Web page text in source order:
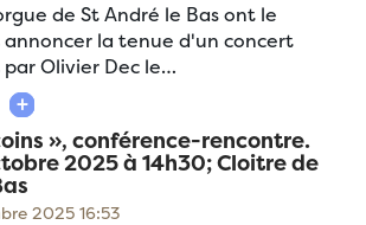
de St André le Bas ont le
annoncer la tenue d'un concert
Olivier Dec le…
», conférence-rencontre.
2025 à 14h30; Cloitre de
2025 16:53